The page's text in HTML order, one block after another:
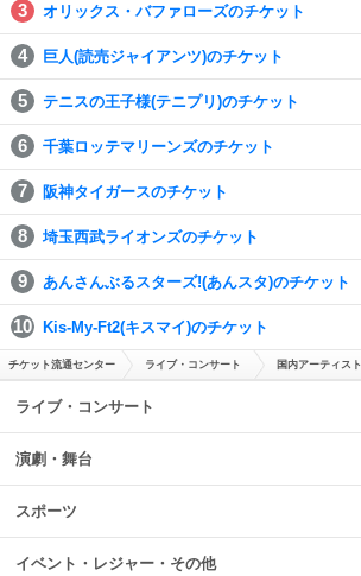
オリックス・バファローズのチケット
巨人(読売ジャイアンツ)のチケット
テニスの王子様(テニプリ)のチケット
千葉ロッテマリーンズのチケット
阪神タイガースのチケット
埼玉西武ライオンズのチケット
あんさんぶるスターズ!(あんスタ)のチケット
Kis-My-Ft2(キスマイ)のチケット
チケット流通センター ライブ・コンサート 国内アーティスト
ライブ・コンサート
演劇・舞台
スポーツ
イベント・レジャー・その他